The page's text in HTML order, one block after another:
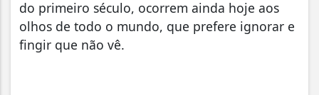
do primeiro século, ocorrem ainda hoje aos
olhos de todo o mundo, que prefere ignorar e
fingir que não vê.